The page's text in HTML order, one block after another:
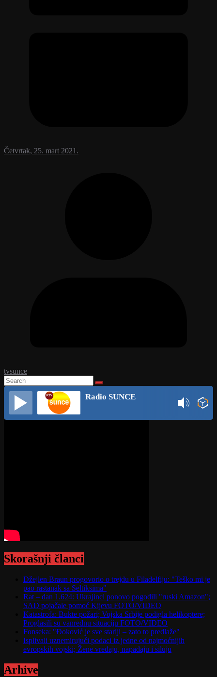
Četvrtak, 25. mart 2021.
tvsunce
Radio SUNCE
Skorašnji članci
Džejlen Braun progovorio o trejdu u Filadelfiju: "Teško mi je
pao rastanak sa Seltiksima"
Rat – dan 1.624: Ukrajinci ponovo pogodili "ruski Amazon";
SAD pojačale pomoć Kijevu FOTO/VIDEO
Katastrofa: Bukte požari; Vojska Srbije podigla helikoptere;
Proglasili su vanrednu situaciju FOTO/VIDEO
Fonseka: "Đoković je sve stariji – zato to predlaže"
Isplivali uznemirujući podaci iz jedne od najmoćnijih
evropskih vojski; Žene vređaju, napadaju i siluju
Arhive